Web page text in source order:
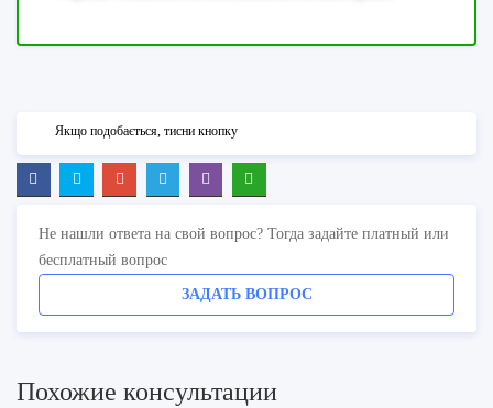
Якщо подобається, тисни кнопку
Не нашли ответа на свой вопрос? Тогда задайте платный или
бесплатный вопрос
ЗАДАТЬ ВОПРОС
Похожие консультации